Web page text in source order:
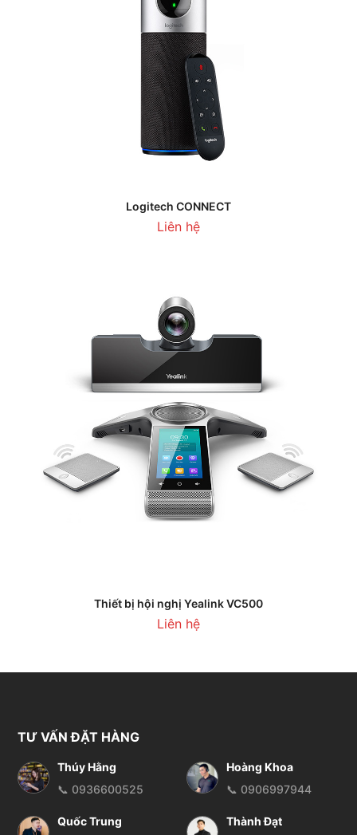
Logitech CONNECT
Liên hệ
Thiết bị hội nghị Yealink VC500
Liên hệ
TƯ VẤN ĐẶT HÀNG
Thúy Hằng
📞 0936600525
Hoàng Khoa
📞 0906997944
Quốc Trung
Thành Đạt